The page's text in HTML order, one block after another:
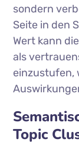
sondern
Seite in den
Wert kann
als
einzustufen,
Topic